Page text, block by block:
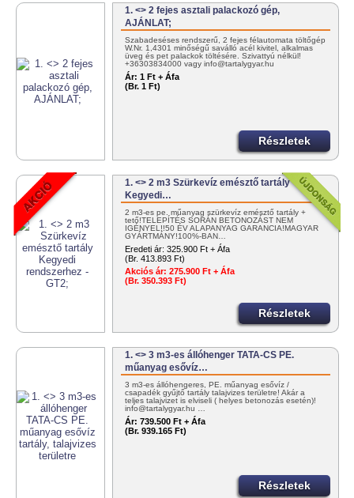
1. <> 2 fejes asztali palackozó gép,
AJÁNLAT;
Szabadeséses rendszerű, 2 fejes félautomata töltőgép
W.Nr. 1,4301 minőségű saválló acél kivitel, alkalmas
üveg és pet palackok töltésére. Szivattyú nélkül!
+36303834000 vagy info@tartalygyar.hu
Ár: 1 Ft + Áfa
(Br. 1 Ft)
Részletek
1. <> 2 m3 Szürkevíz emésztő tartály
Kegyedi…
2 m3-es pe. műanyag szürkevíz emésztő tartály +
tető!TELEPÍTÉS SORÁN BETONOZÁST NEM
IGÉNYEL!!50 ÉV ALAPANYAG GARANCIA!MAGYAR
GYÁRTMÁNY!100%-BAN…
Eredeti ár: 325.900 Ft + Áfa
(Br. 413.893 Ft)
Akciós ár: 275.900 Ft + Áfa
(Br. 350.393 Ft)
Részletek
1. <> 3 m3-es állóhenger TATA-CS PE.
műanyag esővíz…
3 m3-es állóhengeres, PE. műanyag esővíz /
csapadék gyűjtő tartály talajvizes területre! Akár a
teljes talajvizet is elviseli ( helyes betonozás esetén)!
info@tartalygyar.hu …
Ár: 739.500 Ft + Áfa
(Br. 939.165 Ft)
Részletek